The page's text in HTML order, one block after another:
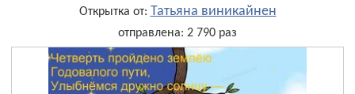
Открытка от: Татьяна виникайнен
отправлена: 2 790 раз